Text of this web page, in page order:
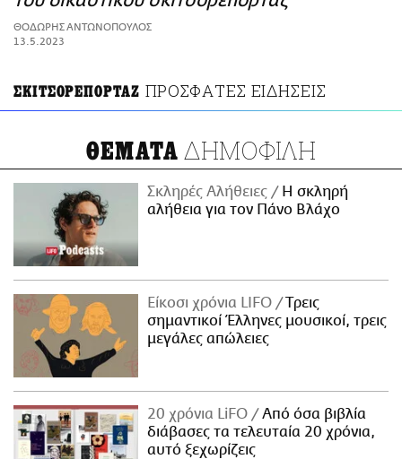
ΑΜΠΑ
PRINT
ΘΟΔΩΡΗΣ ΑΝΤΩΝΟΠΟΥΛΟΣ
13.5.2023
ΣΚΙΤΣΟΡΕΠΟΡΤΑΖ ΠΡΟΣΦΑΤΕΣ ΕΙΔΗΣΕΙΣ
ΘΕΜΑΤΑ ΔΗΜΟΦΙΛΗ
Σκληρές Αλήθειες
H σκληρή
αλήθεια για τον Πάνο Βλάχο
Είκοσι χρόνια LIFO
Tρεις
σημαντικοί Έλληνες μουσικοί, τρεις
μεγάλες απώλειες
20 χρόνια LiFO
Από όσα βιβλία
διάβασες τα τελευταία 20 χρόνια,
αυτό ξεχωρίζεις